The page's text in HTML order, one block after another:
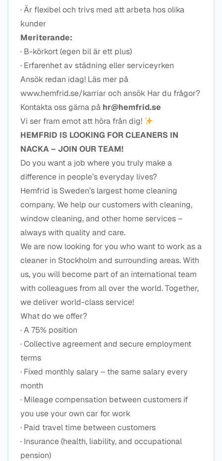
· Är flexibel och trivs med att arbeta hos olika
kunder
Meriterande:
· B-körkort (egen bil är ett plus)
· Erfarenhet av städning eller serviceyrken
Ansök redan idag! Läs mer på
www.hemfrid.se/karriar och ansök Har du frågor?
Kontakta oss gärna på hr@hemfrid.se
Vi ser fram emot att höra från dig!
HEMFRID IS LOOKING FOR CLEANERS IN
NACKA – JOIN OUR TEAM!
Do you want a job where you truly make a
difference in people’s everyday lives?
Hemfrid is Sweden’s largest home cleaning
company. We help our customers with cleaning,
window cleaning, and other home services –
always with quality and care.
We are now looking for you who want to work as a
cleaner in Stockholm and surrounding areas. With
us, you will become part of an international team
with colleagues from all over the world. Together,
we deliver world-class service!
What do we offer?
· A 75% position
· Collective agreement and secure employment
terms
· Fixed monthly salary – the same salary every
month
· Mileage compensation between customers if
you use your own car for work
· Paid travel time between customers
· Insurance (health, liability, and occupational
pension)